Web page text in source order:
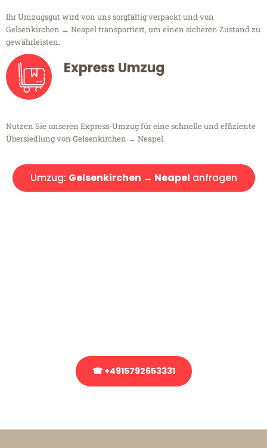
Ihr Umzugsgut wird von uns sorgfältig verpackt und von
Gelsenkirchen → Neapel transportiert, um einen sicheren Zustand zu
gewährleisten.
Express Umzug
Nutzen Sie unseren Express-Umzug für eine schnelle und effiziente
Übersiedlung von Gelsenkirchen → Neapel.
Umzug: Gelsenkirchen → Neapel anfragen
☎ +4915792653331